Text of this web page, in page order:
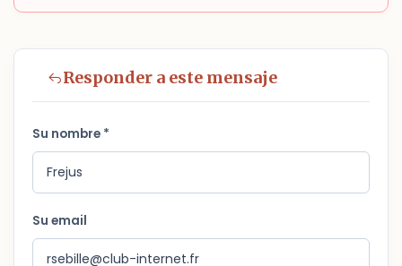
Responder a este mensaje
Su nombre *
Su email